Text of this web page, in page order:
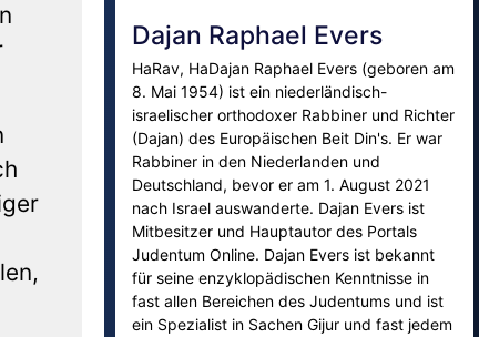
Dajan Raphael Evers
HaRav, HaDajan Raphael Evers (geboren am
8. Mai 1954) ist ein niederländisch-
israelischer orthodoxer Rabbiner und Richter
(Dajan) des Europäischen Beit Din's. Er war
Rabbiner in den Niederlanden und
Deutschland, bevor er am 1. August 2021
nach Israel auswanderte. Dajan Evers ist
Mitbesitzer und Hauptautor des Portals
Judentum Online. Dajan Evers ist bekannt
für seine enzyklopädischen Kenntnisse in
fast allen Bereichen des Judentums und ist
ein Spezialist in Sachen Gijur und fast jedem